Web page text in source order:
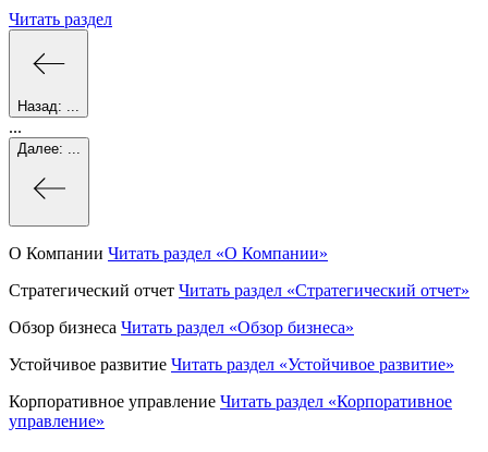
Читать раздел
Назад:
...
Далее:
О Компании Читать раздел «О Компании»
Стратегический отчет Читать раздел «Стратегический отчет»
Обзор бизнеса Читать раздел «Обзор бизнеса»
Устойчивое развитие Читать раздел «Устойчивое развитие»
Корпоративное управление Читать раздел «Корпоративное
управление»